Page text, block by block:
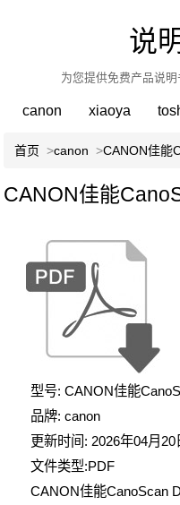
说
为您提供免费产品说明
canon xiaoya
首页 >canon >CANON佳能
CANON佳能
型号: CANON佳能
品牌: canon
更新时间: 2026年04月
文件类型:PDF
CANON佳能CanoScan